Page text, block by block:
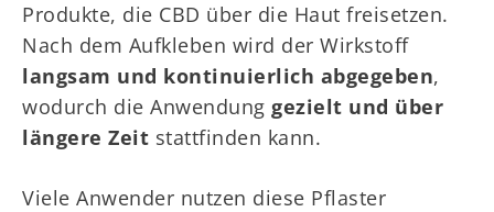
Produkte, die CBD über die Haut freisetzen.
Nach dem Aufkleben wird der Wirkstoff
langsam und kontinuierlich abgegeben,
wodurch die Anwendung gezielt und über
längere Zeit stattfinden kann.
Viele Anwender nutzen diese Pflaster